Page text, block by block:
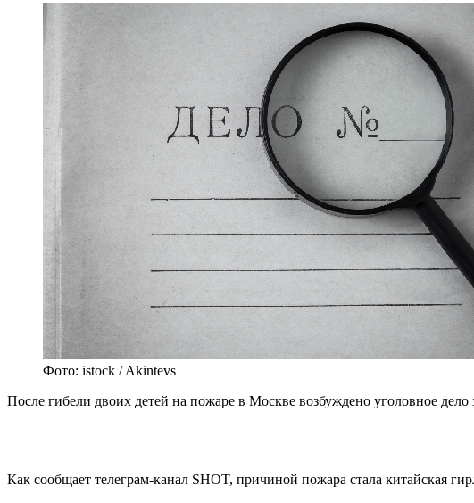
Фото: istock / Akintevs
После гибели двоих детей на пожаре в Москве возбуждено уголовное
Как сообщает телеграм-канал SHOT, причиной пожара стала китайская